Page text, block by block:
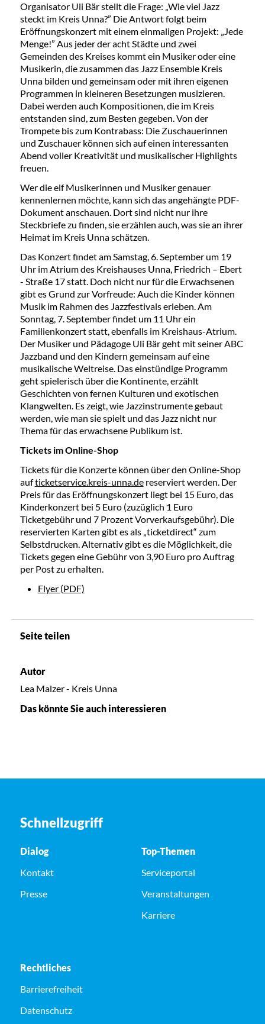
Organisator Uli Bär stellt die Frage: „Wie viel Jazz
steckt im Kreis Unna?” Die Antwort folgt beim
Eröffnungskonzert mit einem einmaligen Projekt: „Jede
Menge!” Aus jeder der acht Städte und zwei
Gemeinden des Kreises kommt ein Musiker oder eine
Musikerin, die zusammen das Jazz Ensemble Kreis
Unna bilden und gemeinsam oder mit ihren eigenen
Programmen in kleineren Besetzungen musizieren.
Dabei werden auch Kompositionen, die im Kreis
entstanden sind, zum Besten gegeben. Von der
Trompete bis zum Kontrabass: Die Zuschauerinnen
und Zuschauer können sich auf einen interessanten
Abend voller Kreativität und musikalischer Highlights
freuen.
Wer die elf Musikerinnen und Musiker genauer
kennenlernen möchte, kann sich das angehängte PDF-
Dokument anschauen. Dort sind nicht nur ihre
Steckbriefe zu finden, sie erzählen auch, was sie an ihrer
Heimat im Kreis Unna schätzen.
Das Konzert findet am Samstag, 6. September um 19
Uhr im Atrium des Kreishauses Unna, Friedrich – Ebert
- Straße 17 statt. Doch nicht nur für die Erwachsenen
gibt es Grund zur Vorfreude: Auch die Kinder können
Musik im Rahmen des Jazzfestivals erleben. Am
Sonntag, 7. September findet um 11 Uhr ein
Familienkonzert statt, ebenfalls im Kreishaus-Atrium.
Der Musiker und Pädagoge Uli Bär geht mit seiner ABC
Jazzband und den Kindern gemeinsam auf eine
musikalische Weltreise. Das einstündige Programm
geht spielerisch über die Kontinente, erzählt
Geschichten von fernen Kulturen und exotischen
Klangwelten. Es zeigt, wie Jazzinstrumente gebaut
werden, wie man sie spielt und das Jazz nicht nur
Thema für das erwachsene Publikum ist.
Tickets im Online-Shop
Tickets für die Konzerte können über den Online-Shop
aufticketservice.kreis-unna.dereserviert werden. Der
Preis für das Eröffnungskonzert liegt bei 15 Euro, das
Kinderkonzert bei 5 Euro (zuzüglich 1 Euro
Ticketgebühr und 7 Prozent Vorverkaufsgebühr). Die
reservierten Karten gibt es als „ticketdirect“ zum
Selbstdrucken. Alternativ gibt es die Möglichkeit, die
Tickets gegen eine Gebühr von 3,90 Euro pro Auftrag
per Post zu erhalten.
Flyer (PDF)
Seite teilen
Autor
Lea Malzer - Kreis Unna
Das könnte Sie auch interessieren
Schnellzugriff
Dialog
Kontakt
Presse
Top-Themen
Serviceportal
Veranstaltungen
Karriere
Rechtliches
Barrierefreiheit
Datenschutz